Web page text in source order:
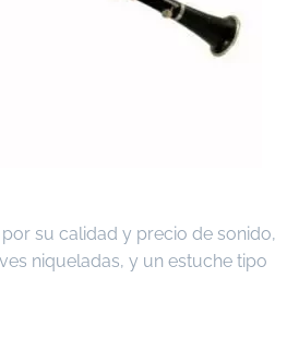
su calidad y precio de sonido,
niqueladas, y un estuche tipo